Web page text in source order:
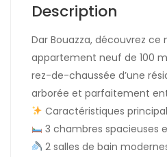
Description
Dar Bouazza, découvrez ce
appartement neuf de 100
rez-de-chaussée d’une
arborée et parfaitement
Caractéristiques
3 chambres spacieuses
2 salles de bain